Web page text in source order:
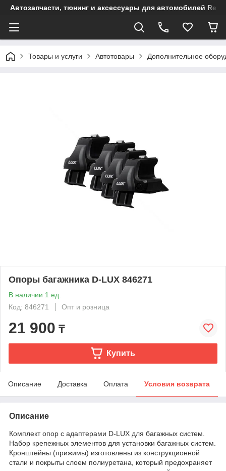
Автозапчасти, тюнинг и аксессуары для автомобилей
Товары и услуги Автотовары Дополнительное
Опоры багажника D-LUX 846271
В наличии 1 ед.
Код: 846271
Опт и розница
21 900 ₸
Купить
Описание Доставка Оплата Условия возврата
Описание
Комплект опор с адаптерами D-LUX для багажных систем.
Набор крепежных элементов для установки багажных систем.
Кронштейны (прижимы) изготовлены из конструкционной
стали и покрыты слоем полиуретана, который предохраняет